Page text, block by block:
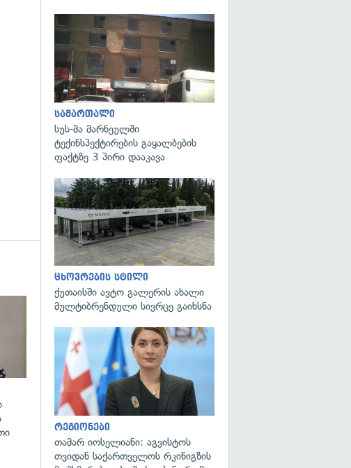
გადახედვა
სამართალი
სუს-მა მარნეულში
ტექინსპექტირების გაყალბების
ფაქტზე 3 პირი დააკავა
ცხოვრების სტილი
ქუთაისში ავტო გალერის ახალი
მულტიბრენდული სივრცე გაიხსნა
რეგიონები
თამარ იოსელიანი: აგვისტოს
თვიდან საქართველოს რკინიგზის